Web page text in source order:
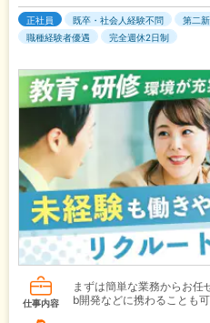
正社員 既卒・社会人経験不問 第二
職種経験者優遇
完全週休2日制
仕事内容
まずは簡単な業務からお任
b開発などに携わることも可